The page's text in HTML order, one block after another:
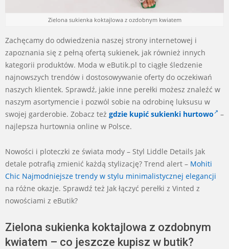
Zielona sukienka koktajlowa z ozdobnym kwiatem
Zachęcamy do odwiedzenia naszej strony internetowej i
zapoznania się z pełną ofertą sukienek, jak również innych
kategorii produktów. Moda w eButik.pl to ciągłe śledzenie
najnowszych trendów i dostosowywanie oferty do oczekiwań
naszych klientek. Sprawdź, jakie inne perełki możesz znaleźć w
naszym asortymencie i pozwól sobie na odrobinę luksusu w
swojej garderobie. Zobacz też gdzie kupić sukienki hurtowo
–
najlepsza hurtownia online w Polsce.
Nowości i ploteczki ze świata mody – Styl Liddle Details Jak
detale potrafią zmienić każdą stylizację? Trend alert – Mohiti
Chic Najmodniejsze trendy w stylu minimalistycznej elegancji
na różne okazje. Sprawdź też Jak łączyć perełki z Vinted z
nowościami z eButik?
Zielona sukienka koktajlowa z ozdobnym
kwiatem – co jeszcze kupisz w butik?